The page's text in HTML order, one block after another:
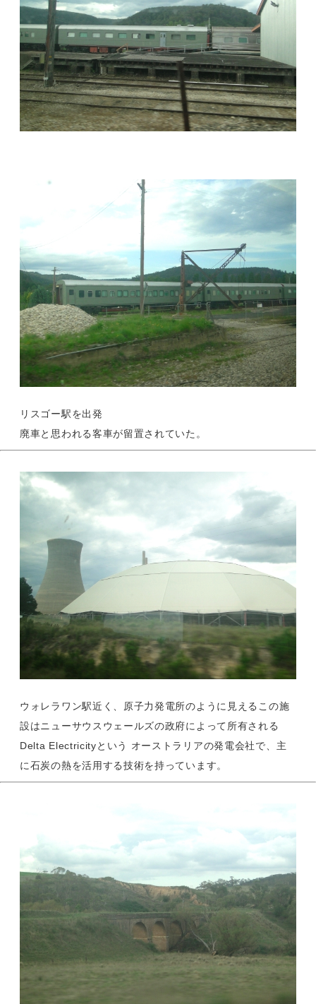
リスゴー駅を出発
廃車と思われる客車が留置されていた。
ウォレラワン駅近く、原子力発電所のように見えるこの施
設はニューサウスウェールズの政府によって所有される
Delta Electricityという オーストラリアの発電会社で、主
に石炭の熱を活用する技術を持っています。